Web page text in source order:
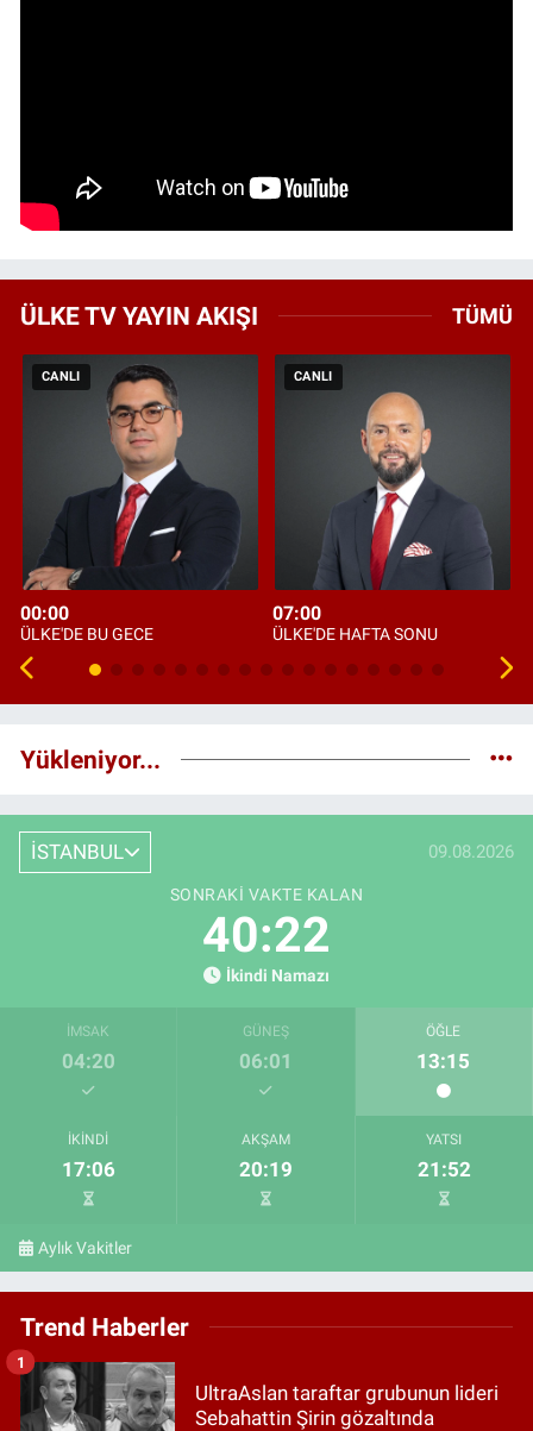
ÜLKE TV YAYIN AKIŞI TÜMÜ
CANLI
00:00
ÜLKE'DE BU GECE
CANLI
07:00
ÜLKE'DE HAFTA SONU
Yükleniyor...
İSTANBUL 09.08.2026
SONRAKI VAKTE KALAN
40:21
İkindi Namazı
İMSAK
04:20
GÜNEŞ
06:01
ÖĞLE
13:15
İKINDI
17:06
AKŞAM
20:19
YATSI
21:52
Aylık Vakitler
Trend Haberler
UltraAslan taraftar grubunun lideri
Sebahattin Şirin gözaltında
1